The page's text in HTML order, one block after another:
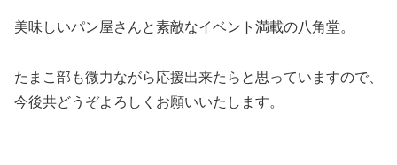
美味しいパン屋さんと素敵なイベント満載の八角堂。
たまこ部も微力ながら応援出来たらと思っていますので、
今後共どうぞよろしくお願いいたします。